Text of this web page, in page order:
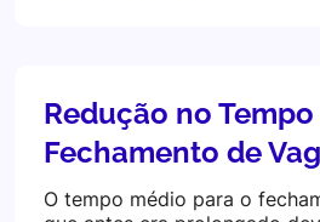
Redução no
Fechamento de
O tempo médio para o